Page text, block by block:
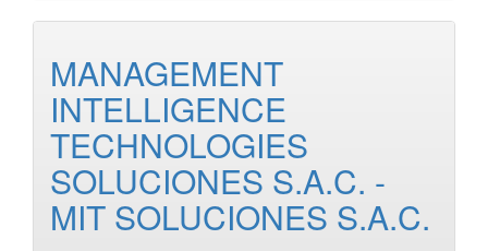
MANAGEMENT
INTELLIGENCE
TECHNOLOGIES
SOLUCIONES S.A.C. -
MIT SOLUCIONES S.A.C.